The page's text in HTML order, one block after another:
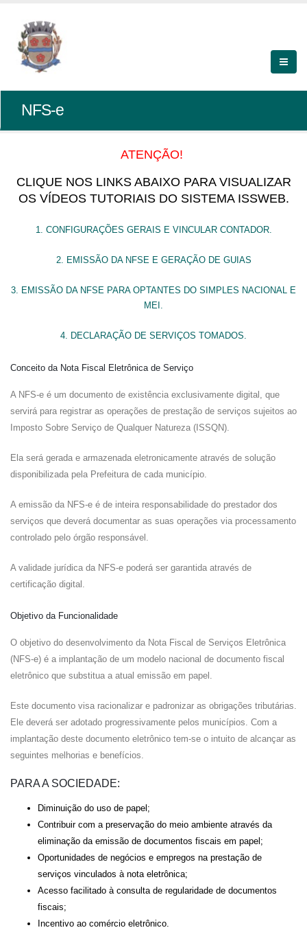
NFS-e
ATENÇÃO!
CLIQUE NOS LINKS ABAIXO PARA VISUALIZAR
OS VÍDEOS TUTORIAIS DO SISTEMA ISSWEB.
1. CONFIGURAÇÕES GERAIS E VINCULAR CONTADOR.
2. EMISSÃO DA NFSE E GERAÇÃO DE GUIAS
3. EMISSÃO DA NFSE PARA OPTANTES DO SIMPLES NACIONAL E
MEI.
4. DECLARAÇÃO DE SERVIÇOS TOMADOS.
Conceito da Nota Fiscal Eletrônica de Serviço
A NFS-e é um documento de existência exclusivamente digital, que
servirá para registrar as operações de prestação de serviços sujeitos ao
Imposto Sobre Serviço de Qualquer Natureza (ISSQN).
Ela será gerada e armazenada eletronicamente através de solução
disponibilizada pela Prefeitura de cada município.
A emissão da NFS-e é de inteira responsabilidade do prestador dos
serviços que deverá documentar as suas operações via processamento
controlado pelo órgão responsável.
A validade jurídica da NFS-e poderá ser garantida através de
certificação digital.
Objetivo da Funcionalidade
O objetivo do desenvolvimento da Nota Fiscal de Serviços Eletrônica
(NFS-e) é a implantação de um modelo nacional de documento fiscal
eletrônico que substitua a atual emissão em papel.
Este documento visa racionalizar e padronizar as obrigações tributárias.
Ele deverá ser adotado progressivamente pelos municípios. Com a
implantação deste documento eletrônico tem-se o intuito de alcançar as
seguintes melhorias e benefícios.
PARA A SOCIEDADE:
Diminuição do uso de papel;
Contribuir com a preservação do meio ambiente através da
eliminação da emissão de documentos fiscais em papel;
Oportunidades de negócios e empregos na prestação de
serviços vinculados à nota eletrônica;
Acesso facilitado à consulta de regularidade de documentos
fiscais;
Incentivo ao comércio eletrônico.